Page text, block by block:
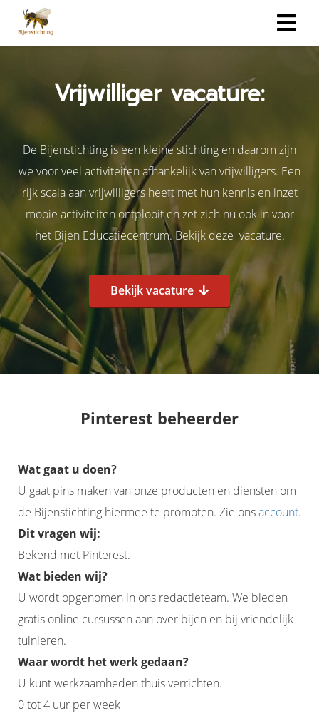
Vrijwilliger vacature:
De Bijenstichting is een kleine stichting en daarom zijn
we voor veel activiteiten afhankelijk van vrijwilligers. Een
rijk scala aan vrijwilligers heeft met hun kennis en inzet
mooie activiteiten ontplooit en zet zich nu ook in voor
het Bijen Educatiecentrum. Bekijk deze vacature.
Bekijk vacature
Pinterest beheerder
Wat gaat u doen?
U gaat pins maken van onze producten en diensten om
de Bijenstichting hiermee te promoten. Zie onsaccount.
Dit vragen wij:
Bekend met Pinterest.
Wat bieden wij?
U wordt opgenomen in ons redactieteam. We bieden
gratis online cursussen aan over bijen en bij vriendelijk
tuinieren.
Waar wordt het werk gedaan?
U kunt werkzaamheden thuis verrichten.
0 tot 4 uur per week